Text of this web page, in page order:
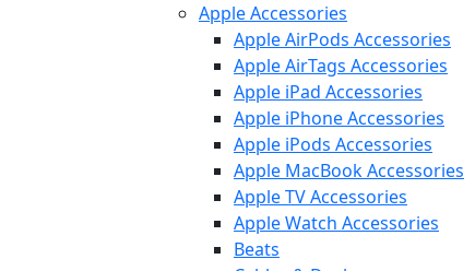
Apple Accessories
Apple AirPods Accessories
Apple AirTags Accessories
Apple iPad Accessories
Apple iPhone Accessories
Apple iPods Accessories
Apple MacBook Accessories
Apple TV Accessories
Apple Watch Accessories
Beats